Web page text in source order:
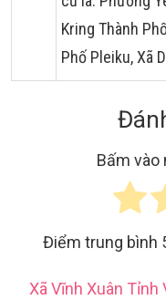
Kring Thành
Phố Pleiku, Xã
Bấm vào
Điểm trung bình
Xã Vĩnh Xuân